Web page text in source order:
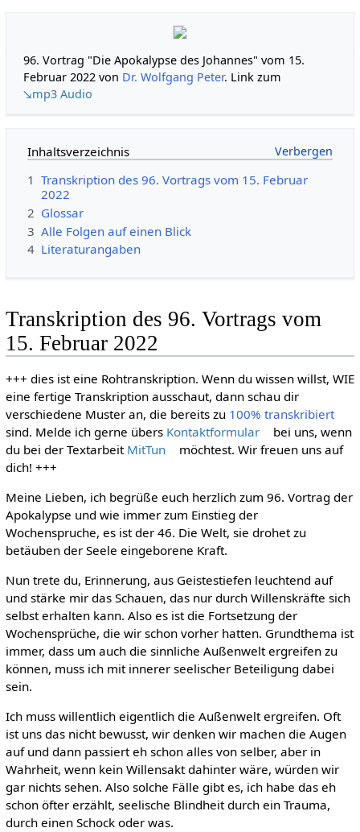
96. Vortrag "Die Apokalypse des Johannes" vom 15.
Februar 2022 von Dr. Wolfgang Peter. Link zum
↘mp3 Audio
Inhaltsverzeichnis
1 Transkription des 96. Vortrags vom 15. Februar
2022
2 Glossar
3 Alle Folgen auf einen Blick
4 Literaturangaben
Transkription des 96. Vortrags vom
15. Februar 2022
+++ dies ist eine Rohtranskription. Wenn du wissen willst, WIE
eine fertige Transkription ausschaut, dann schau dir
verschiedene Muster an, die bereits zu 100% transkribiert
sind. Melde ich gerne übers Kontaktformular
bei uns, wenn
du bei der Textarbeit MitTun
möchtest. Wir freuen uns auf
dich! +++
Meine Lieben, ich begrüße euch herzlich zum 96. Vortrag der
Apokalypse und wie immer zum Einstieg der
Wochenspruche, es ist der 46. Die Welt, sie drohet zu
betäuben der Seele eingeborene Kraft.
Nun trete du, Erinnerung, aus Geistestiefen leuchtend auf
und stärke mir das Schauen, das nur durch Willenskräfte sich
selbst erhalten kann. Also es ist die Fortsetzung der
Wochensprüche, die wir schon vorher hatten. Grundthema ist
immer, dass um auch die sinnliche Außenwelt ergreifen zu
können, muss ich mit innerer seelischer Beteiligung dabei
sein.
Ich muss willentlich eigentlich die Außenwelt ergreifen. Oft
ist uns das nicht bewusst, wir denken wir machen die Augen
auf und dann passiert eh schon alles von selber, aber in
Wahrheit, wenn kein Willensakt dahinter wäre, würden wir
gar nichts sehen. Also solche Fälle gibt es, ich habe das eh
schon öfter erzählt, seelische Blindheit durch ein Trauma,
durch einen Schock oder was.